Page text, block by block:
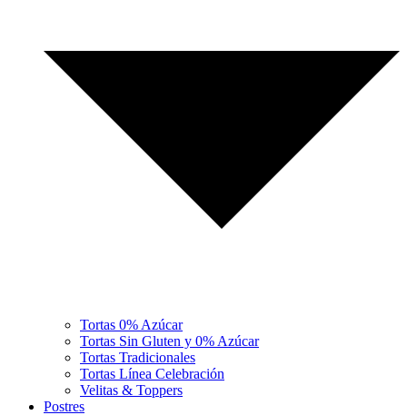
Tortas 0% Azúcar
Tortas Sin Gluten y 0% Azúcar
Tortas Tradicionales
Tortas Línea Celebración
Velitas & Toppers
Postres